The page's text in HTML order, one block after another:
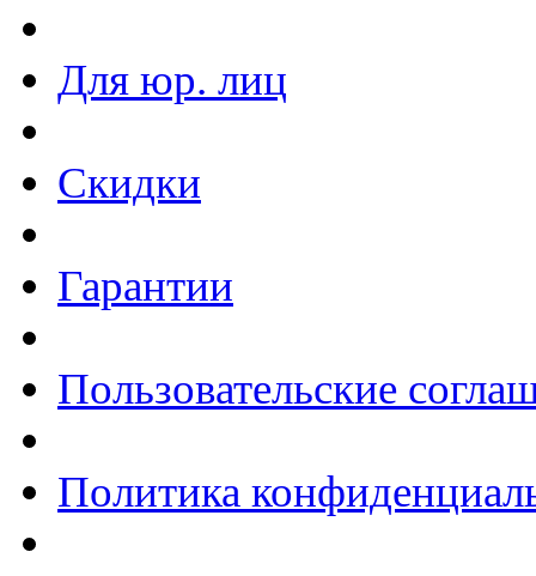
Для юр. лиц
Скидки
Гарантии
Пользовательские
Политика